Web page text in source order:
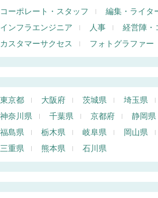
コーポレート・スタッフ
編集・ライタ
インフラエンジニア
人事 経営陣・
カスタマーサクセス
フォトグラファー
東京都 大阪府 茨城県 埼玉県
神奈川県
千葉県 京都府 静岡県
福島県
栃木県 岐阜県 岡山県
三重県
熊本県 石川県